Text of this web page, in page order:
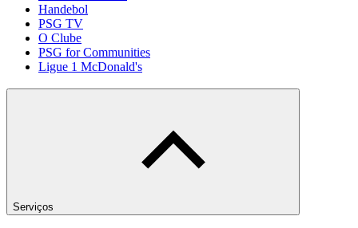
Handebol
PSG TV
O Clube
PSG for Communities
Ligue 1 McDonald's
Serviços